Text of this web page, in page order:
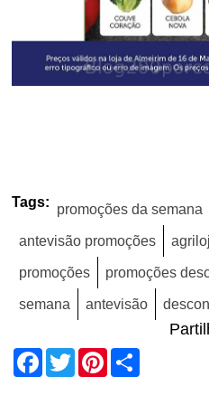
Tags: promoções da semana
antevisão promoções
promoções promoções
semana antevisão
Facebook
TwitterPinterest